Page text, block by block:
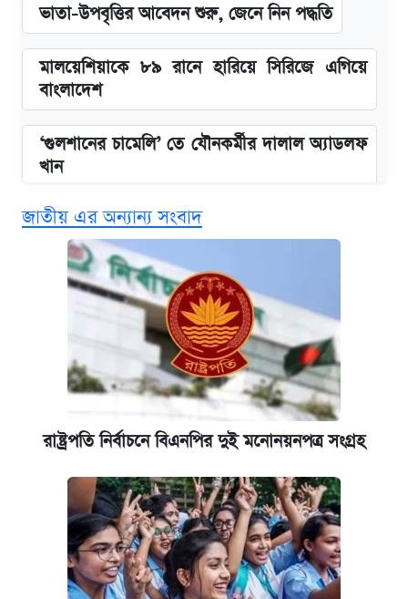
ভাতা-উপবৃত্তির আবেদন শুরু, জেনে নিন পদ্ধতি
মালয়েশিয়াকে ৮৯ রানে হারিয়ে সিরিজে এগিয়ে
বাংলাদেশ
‘গুলশানের চামেলি’ তে যৌনকর্মীর দালাল অ্যাডলফ
খান
এক ক্লিকে জেনে নিন আইফোন ১৮ প্রো ম্যাক্সের
দাম ও ফিচার
কবে শুরু হচ্ছে ঢাবির ভর্তি আবেদন, জানাল কর্তৃপক্ষ
নবম জাতীয় পে-স্কেল নিয়ে সর্বশেষ যা জানা গেল
আজকের বাজারে স্বর্ণ-রুপার দাম (৫ আগস্ট)
পাঁচ দপ্তরে নতুন সচিব নিয়োগ দিল সরকার
কবে হবে মেডিকেল ভর্তি পরীক্ষা, জানা গেল যা
আজকের বাজারে স্বর্ণের দাম (৪ আগস্ট)
জাতীয় এর অন্যান্য সংবাদ
রাষ্ট্রপতি নির্বাচনে বিএনপির দুই মনোনয়নপত্র সংগ্রহ